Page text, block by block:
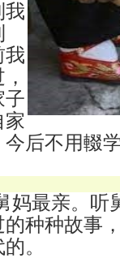
我
我
子
家
后不用輟
妈最亲。听
种种故事
。